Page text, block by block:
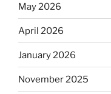
May 2026
April 2026
January 2026
November 2025